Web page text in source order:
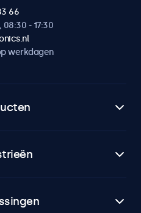
66
- 17:30
werkdagen